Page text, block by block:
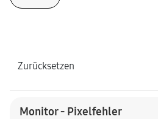
Zurücksetzen
Monitor - Pixelfehler